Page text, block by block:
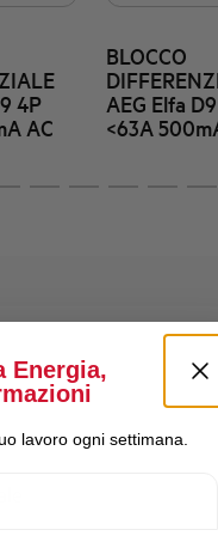
4P
AC
BLOCCO
AEG Elfa
<63A
Energia,
lavoro ogni settimana.